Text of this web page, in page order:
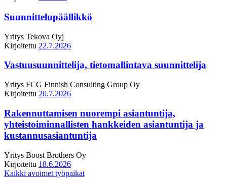
Suunnittelupäällikkö
Yritys Tekova Oyj
Kirjoitettu 22.7.2026
Vastuusuunnittelija, tietomallintava suunnittelija
Yritys FCG Finnish Consulting Group Oy
Kirjoitettu 20.7.2026
Rakennuttamisen nuorempi asiantuntija,
yhteistoiminnallisten hankkeiden asiantuntija ja
kustannusasiantuntija
Yritys Boost Brothers Oy
Kirjoitettu 18.6.2026
Kaikki avoimet työpaikat